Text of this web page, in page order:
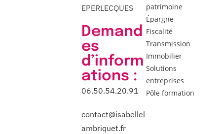
patrimoine
Épargne
Fiscalité
Transmission
Immobilier
Solutions
entreprises
Pôle formation
EPERLECQUES
Demand
es
d’inform
ations :
06.50.54.20.91
contact@isabellel
ambriquet.fr